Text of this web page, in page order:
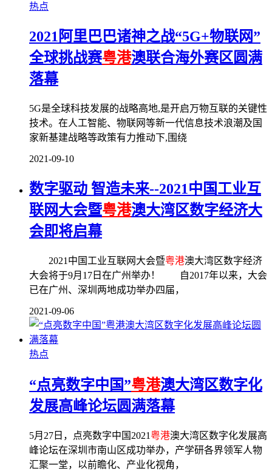
热点
2021阿里巴巴诸神之战“5G+物联网”
全球挑战赛粤港澳联合海外赛区圆满
落幕
5G是全球科技发展的战略高地,是开启万物互联的关键性
技术。在人工智能、物联网等新一代信息技术浪潮及国
家新基建战略等政策有力推动下,围绕
2021-09-10
数字驱动 智造未来--2021中国工业互
联网大会暨粤港澳大湾区数字经济大
会即将启幕
2021中国工业互联网大会暨粤港澳大湾区数字经济
大会将于9月17日在广州举办！ 自2017年以来，大会
已在广州、深圳两地成功举办四届，
2021-09-06
热点
“点亮数字中国”粤港澳大湾区数字化
发展高峰论坛圆满落幕
5月27日，点亮数字中国2021 粤港澳大湾区数字化发展高
峰论坛在深圳市南山区成功举办，产学研各界领军人物
汇聚一堂，以前瞻化、产业化视角，